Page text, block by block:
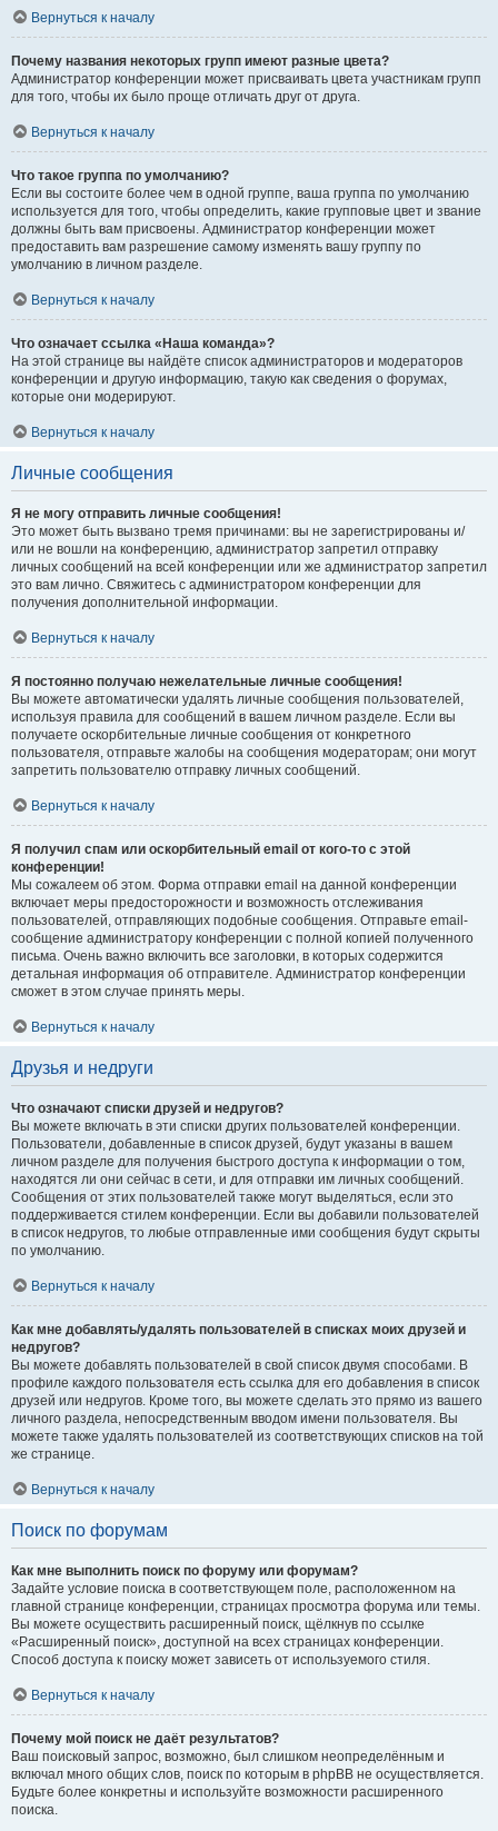
Вернуться к началу
Почему названия некоторых групп имеют разные цвета?
Администратор конференции может присваивать цвета участникам групп
для того, чтобы их было проще отличать друг от друга.
Вернуться к началу
Что такое группа по умолчанию?
Если вы состоите более чем в одной группе, ваша группа по умолчанию
используется для того, чтобы определить, какие групповые цвет и звание
должны быть вам присвоены. Администратор конференции может
предоставить вам разрешение самому изменять вашу группу по
умолчанию в личном разделе.
Вернуться к началу
Что означает ссылка «Наша команда»?
На этой странице вы найдёте список администраторов и модераторов
конференции и другую информацию, такую как сведения о форумах,
которые они модерируют.
Вернуться к началу
Личные сообщения
Я не могу отправить личные сообщения!
Это может быть вызвано тремя причинами: вы не зарегистрированы и/
или не вошли на конференцию, администратор запретил отправку
личных сообщений на всей конференции или же администратор запретил
это вам лично. Свяжитесь с администратором конференции для
получения дополнительной информации.
Вернуться к началу
Я постоянно получаю нежелательные личные сообщения!
Вы можете автоматически удалять личные сообщения пользователей,
используя правила для сообщений в вашем личном разделе. Если вы
получаете оскорбительные личные сообщения от конкретного
пользователя, отправьте жалобы на сообщения модераторам; они могут
запретить пользователю отправку личных сообщений.
Вернуться к началу
Я получил спам или оскорбительный email от кого-то с этой
конференции!
Мы сожалеем об этом. Форма отправки email на данной конференции
включает меры предосторожности и возможность отслеживания
пользователей, отправляющих подобные сообщения. Отправьте email-
сообщение администратору конференции с полной копией полученного
письма. Очень важно включить все заголовки, в которых содержится
детальная информация об отправителе. Администратор конференции
сможет в этом случае принять меры.
Вернуться к началу
Друзья и недруги
Что означают списки друзей и недругов?
Вы можете включать в эти списки других пользователей конференции.
Пользователи, добавленные в список друзей, будут указаны в вашем
личном разделе для получения быстрого доступа к информации о том,
находятся ли они сейчас в сети, и для отправки им личных сообщений.
Сообщения от этих пользователей также могут выделяться, если это
поддерживается стилем конференции. Если вы добавили пользователей
в список недругов, то любые отправленные ими сообщения будут скрыты
по умолчанию.
Вернуться к началу
Как мне добавлять/удалять пользователей в списках моих друзей и
недругов?
Вы можете добавлять пользователей в свой список двумя способами. В
профиле каждого пользователя есть ссылка для его добавления в список
друзей или недругов. Кроме того, вы можете сделать это прямо из вашего
личного раздела, непосредственным вводом имени пользователя. Вы
можете также удалять пользователей из соответствующих списков на той
же странице.
Вернуться к началу
Поиск по форумам
Как мне выполнить поиск по форуму или форумам?
Задайте условие поиска в соответствующем поле, расположенном на
главной странице конференции, страницах просмотра форума или темы.
Вы можете осуществить расширенный поиск, щёлкнув по ссылке
«Расширенный поиск», доступной на всех страницах конференции.
Способ доступа к поиску может зависеть от используемого стиля.
Вернуться к началу
Почему мой поиск не даёт результатов?
Ваш поисковый запрос, возможно, был слишком неопределённым и
включал много общих слов, поиск по которым в phpBB не осуществляется.
Будьте более конкретны и используйте возможности расширенного
поиска.